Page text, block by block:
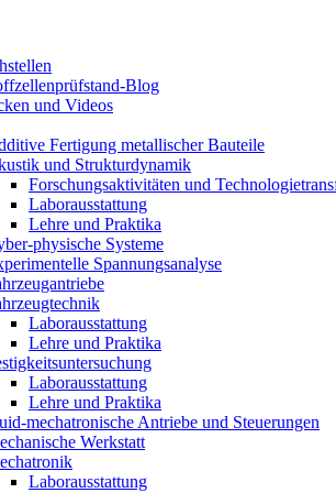
Blog
und Videos
Fertigung metallischer Bauteile
und Strukturdynamik
Forschungsaktivitäten und
Laborausstattung
Lehre und Praktika
physische Systeme
Spannungsanalyse
Laborausstattung
Lehre und Praktika
Laborausstattung
Lehre und Praktika
mechatronische Antriebe und Steuerungen
Werkstatt
Laborausstattung